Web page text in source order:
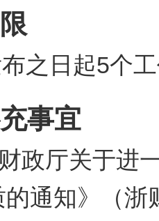
之日起5个
事宜
政厅关于进
通知》（